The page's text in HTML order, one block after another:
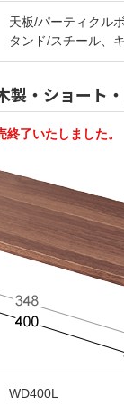
天板/パーティクル
タンド/スチール、
・ショート・
了いたしました。
WD400L